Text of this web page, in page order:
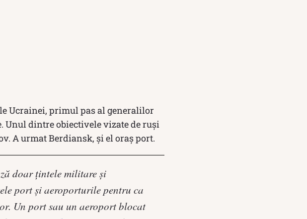
Ucrainei, primul pas al generalilor
Unul dintre obiectivele vizate de ruși
A urmat Berdiansk, și el oraș port.
doar țintele militare și
port și aeroporturile pentru ca
Un port sau un aeroport blocat